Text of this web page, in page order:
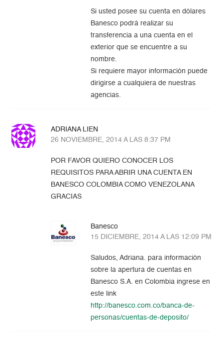
Si usted posee su cuenta en dólares
Banesco podrá realizar su
transferencia a una cuenta en el
exterior que se encuentre a su
nombre.
Si requiere mayor información puede
dirigirse a cualquiera de nuestras
agencias.
ADRIANA LIEN
26 NOVIEMBRE, 2014 A LAS 8:37 PM
POR FAVOR QUIERO CONOCER LOS
REQUISITOS PARA ABRIR UNA CUENTA EN
BANESCO COLOMBIA COMO VENEZOLANA
GRACIAS
Banesco
15 DICIEMBRE, 2014 A LAS 12:09 PM
Saludos, Adriana. para información
sobre la apertura de cuentas en
Banesco S.A. en Colombia ingrese en
este link
http://banesco.com.co/banca-de-
personas/cuentas-de-deposito/